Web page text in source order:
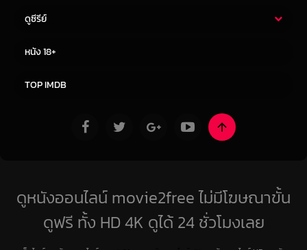
ดูซีรีย์
หนัง 18+
TOP IMDB
ดูหนังออนไลน์ movie2free ไม่มีโฆษณาขั้น
ดูฟรี ทั้ง HD 4K ดูได้ 24 ชั่วโมงเลย